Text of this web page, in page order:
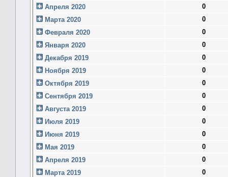
Апреля 2020
0
Марта 2020
0
Февраля 2020
0
Января 2020
0
Декабря 2019
0
Ноября 2019
0
Октября 2019
0
Сентября 2019
0
Августа 2019
0
Июля 2019
0
Июня 2019
0
Мая 2019
0
Апреля 2019
0
Марта 2019
0